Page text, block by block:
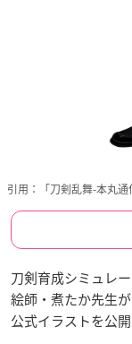
引用：「刀剣乱舞-本丸通
刀剣育成シミュレ
絵師・煮たか先生
公式イラストを公